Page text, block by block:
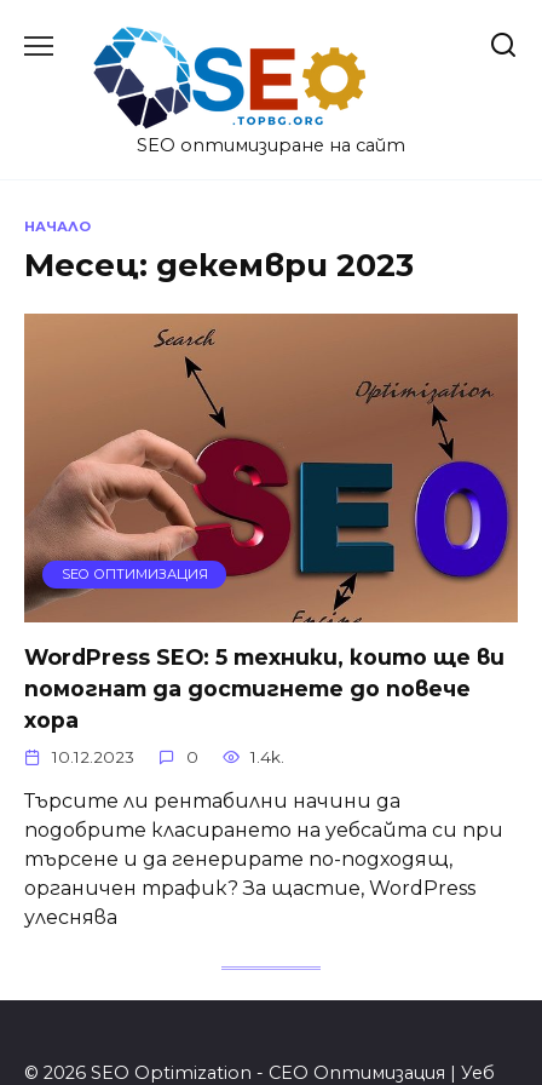
SEO оптимизиране на сайт
НАЧАЛО
Месец: декември 2023
SEO ОПТИМИЗАЦИЯ
WordPress SEO: 5 техники, които ще ви
помогнат да достигнете до повече
хора
10.12.2023 0 1.4k.
Търсите ли рентабилни начини да
подобрите класирането на уебсайта си при
търсене и да генерирате по-подходящ,
органичен трафик? За щастие, WordPress
улеснява
© 2026 SEO Optimization - СЕО Оптимизация | Уеб